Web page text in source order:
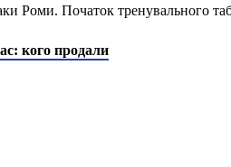
Роми. Початок тренувального
кого продали